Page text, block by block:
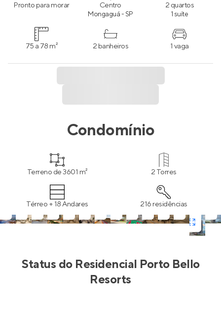
Pronto para morar Centro
Mongaguá - SP
2 quartos
1 suíte
75 a 78 m² 2 banheiros 1 vaga
Condomínio
Terreno de 3601 m² 2 Torres
Térreo + 18 Andares 216 residências
Status do Residencial Porto Bello
Resorts